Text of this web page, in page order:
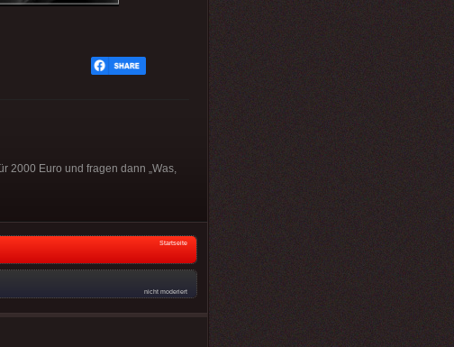
2000 Euro und fragen dann „Was,
Startseite
nicht moderiert